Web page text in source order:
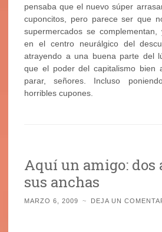
pensaba que el nuevo súper
cuponcitos, pero parece ser que
supermercados se
en el centro neurálgico del
atrayendo a una buena parte del
que el poder del capitalismo bien
parar, señores. Incluso
horribles cupones.
Aquí un amigo: dos
sus anchas
MARZO 6, 2009 ~ DEJA UN